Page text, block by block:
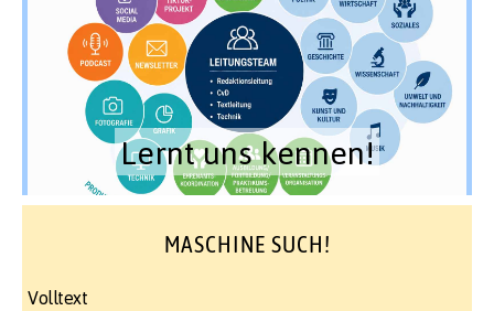
Lernt uns kennen!
MASCHINE SUCH!
Volltext